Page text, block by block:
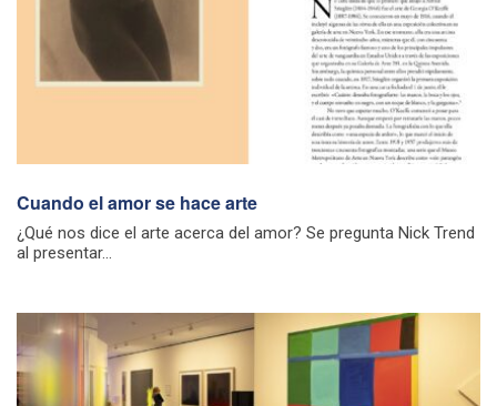
Cuando el amor se hace arte
¿Qué nos dice el arte acerca del amor? Se pregunta Nick Trend
al presentar...